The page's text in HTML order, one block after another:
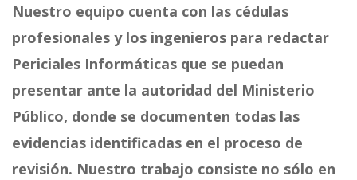
Nuestro equipo cuenta con las cédulas
profesionales y los ingenieros para redactar
Periciales Informáticas que se puedan
presentar ante la autoridad del Ministerio
Público, donde se documenten todas las
evidencias identificadas en el proceso de
revisión. Nuestro trabajo consiste no sólo en